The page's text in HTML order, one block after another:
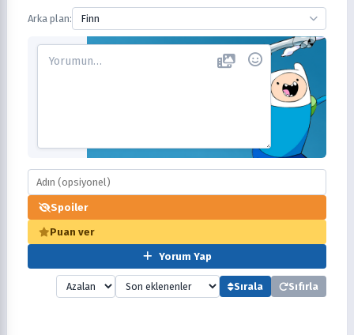
Arka plan: Finn
Spoiler
Puan ver
Yorum Yap
Sırala Sıfırla